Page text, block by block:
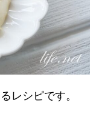
レシピです。